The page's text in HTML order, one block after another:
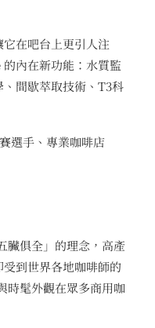
在吧台上更引人注
內在新功能：水質監
間歇萃取技術、T3科
選手、專業咖啡店
俱全」的理念，高產
到世界各地咖啡師的
髦外觀在眾多商用咖